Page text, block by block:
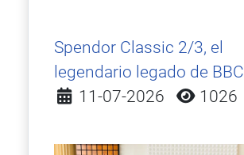
Spendor Classic 2/3, el
legendario legado de BBC
Detalles
11-07-2026 1026